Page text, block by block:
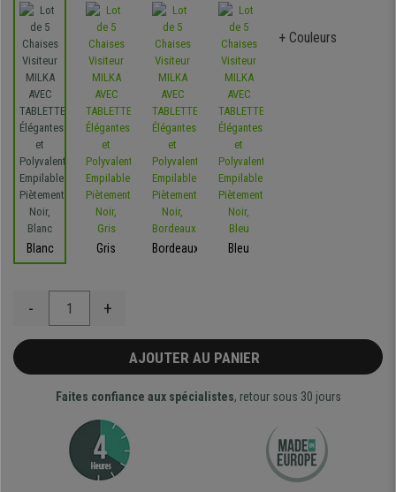
Blanc Gris Bordeaux Bleu
+ Couleurs
- +
AJOUTER AU PANIER
Faites confiance aux spécialistes, retour sous 30 jours